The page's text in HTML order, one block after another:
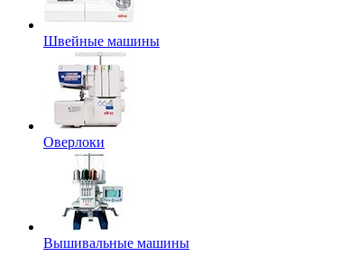
Швейные машины
Оверлоки
Вышивальные машины